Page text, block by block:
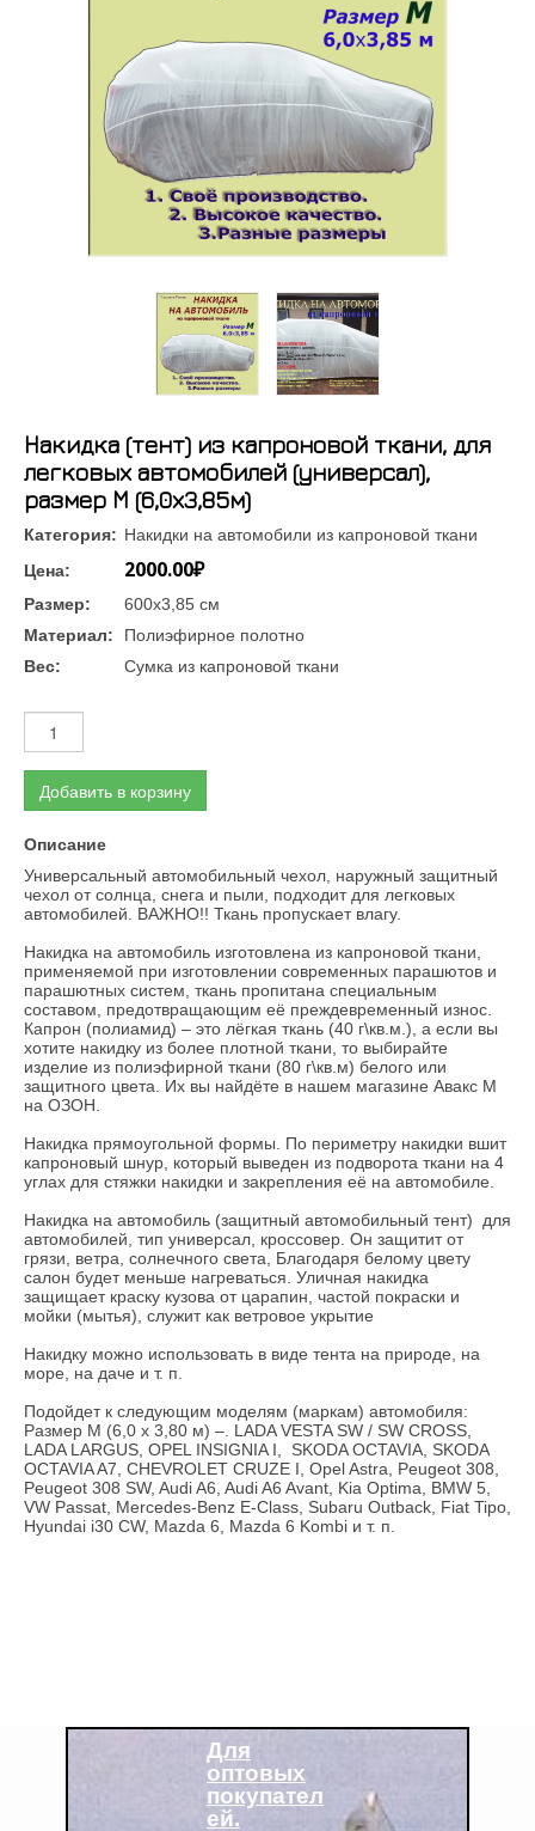
Накидка (тент) из капроновой ткани, для
легковых автомобилей (универсал),
размер М (6,0х3,85м)
Категория: Накидки на автомобили из капроновой ткани
Цена:
2000.00₽
Размер:
600х3,85 см
Материал:
Полиэфирное полотно
Вес:
Сумка из капроновой ткани
Добавить в корзину
Описание
Универсальный автомобильный чехол, наружный защитный
чехол от солнца, снега и пыли, подходит для легковых
автомобилей. ВАЖНО!! Ткань пропускает влагу.
Накидка на автомобиль изготовлена из капроновой ткани,
применяемой при изготовлении современных парашютов и
парашютных систем, ткань пропитана специальным
составом, предотвращающим её преждевременный износ.
Капрон (полиамид) – это лёгкая ткань (40 г\кв.м.), а если вы
хотите накидку из более плотной ткани, то выбирайте
изделие из полиэфирной ткани (80 г\кв.м) белого или
защитного цвета. Их вы найдёте в нашем магазине Авакс М
на ОЗОН.
Накидка прямоугольной формы. По периметру накидки вшит
капроновый шнур, который выведен из подворота ткани на 4
углах для стяжки накидки и закрепления её на автомобиле.
Накидка на автомобиль (защитный автомобильный тент) для
автомобилей, тип универсал, кроссовер. Он защитит от
грязи, ветра, солнечного света, Благодаря белому цвету
салон будет меньше нагреваться. Уличная накидка
защищает краску кузова от царапин, частой покраски и
мойки (мытья), служит как ветровое укрытие
Накидку можно использовать в виде тента на природе, на
море, на даче и т. п.
Подойдет к следующим моделям (маркам) автомобиля:
Размер М (6,0 х 3,80 м) –. LADA VESTA SW / SW CROSS,
LADA LARGUS, OPEL INSIGNIA I, SKODA OCTAVIA, SKODA
OCTAVIA A7, CHEVROLET CRUZE I, Opel Astra, Peugeot 308,
Peugeot 308 SW, Audi A6, Audi A6 Avant, Kia Optima, BMW 5,
VW Passat, Mercedes-Benz E-Class, Subaru Outback, Fiat Tipo,
Hyundai i30 CW, Mazda 6, Mazda 6 Kombi и т. п.
Для
оптовых
покупател
ей.